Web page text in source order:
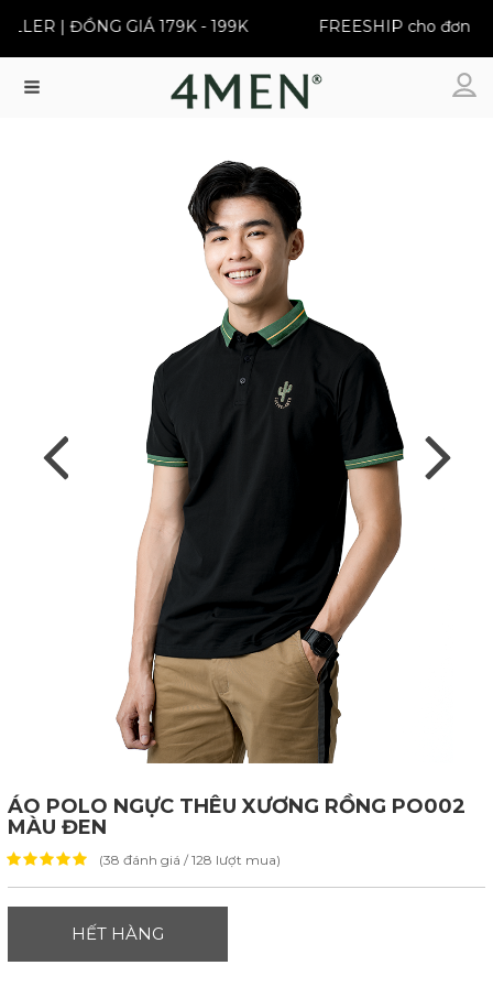
| ĐỒNG GIÁ 179K - 199K FREESHIP cho đơn từ
ÁO POLO NGỰC THÊU XƯƠNG RỒNG PO002
MÀU ĐEN
(38 đánh giá / 128 lượt mua)
HẾT HÀNG